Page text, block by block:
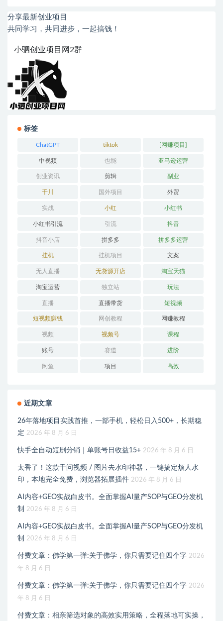
分享最新创业项目
共同学习，共同进步，一起搞钱！
小驷创业项目网2群
标签
ChatGPT tiktok [网赚项目]
中视频 也能 亚马逊运营
创业资讯 剪辑 副业
千川 国外项目 外贸
实战 小红 小红书
小红书引流 引流 抖音
抖音小店 拼多多 拼多多运营
挂机 挂机项目 文案
无人直播 无货源开店 淘宝天猫
淘宝运营 独立站 玩法
直播 直播带货 短视频
短视频赚钱 网创教程 网赚教程
视频 视频号 课程
账号 赛道 进阶
闲鱼 项目 高效
近期文章
26年落地项目实践首推，一部手机，轻松日入500+，长期稳
定 2026 年 8 月 6 日
快手全自动短剧分销｜单账号日收益15+ 2026 年 8 月 6 日
太香了！这款千问视频 / 图片去水印神器，一键搞定烦人水
印，本地完全免费，浏览器拓展插件 2026 年 8 月 6 日
AI内容+GEO实战白皮书。全面掌握AI量产SOP与GEO分发机
制
2026 年 8 月 6 日
AI内容+GEO实战白皮书。全面掌握AI量产SOP与GEO分发机
制
2026 年 8 月 6 日
付费文章：佛学第一弹:关于佛学，你只需要记住四个字 2026
年 8 月 6 日
付费文章：佛学第一弹:关于佛学，你只需要记住四个字 2026
年 8 月 6 日
付费文章：相亲筛选对象的高效实用策略，全程落地可实操，